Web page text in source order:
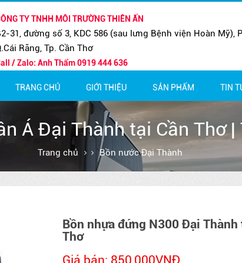
TY TNHH MÔI TRƯỜNG THIÊN ẤN
31, đường số 3, KDC 586 (sau lưng Bệnh viện Hoàn Mỹ),
Răng, Tp. Cần Thơ
/ Zalo: Anh Thẩm 0919 444 636
TRANG CHỦ GIỚI THIỆU SẢN PHẨM TIN
Á Đại Thành tại Cần Thơ
Trang chủ Bồn nước Đại Thành
Bồn nhựa đứng N300 Đại Thành
Thơ
Giá bán: 850,000VNĐ